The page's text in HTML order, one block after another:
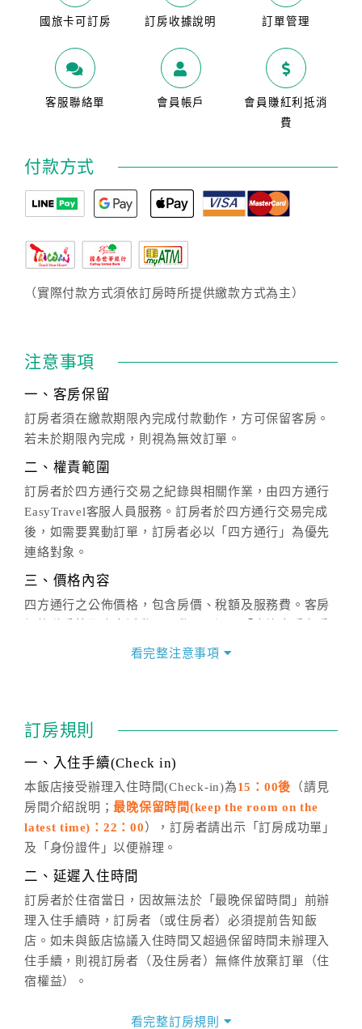
國旅卡可訂房 訂房收據說明 訂單管理
客服聯絡單 會員帳戶
會員賺紅利抵消
費
付款方式
（實際付款方式須依訂房時所提供繳款方式為主）
注意事項
一、客房保留
訂房者須在繳款期限內完成付款動作，方可保留客房。
若未於期限內完成，則視為無效訂單。
二、權責範圍
訂房者於四方通行交易之紀錄與相關作業，由四方通行
EasyTravel客服人員服務。訂房者於四方通行交易完成
後，如需要異動訂單，訂房者必以「四方通行」為優先
連絡對象。
三、價格內容
四方通行之公佈價格，包含房價、稅額及服務費。客房
價」之當日價格為標準。
話方式異動訂單。
※非客服時間之申辦異動，皆為次日計算及辦理。
五、客服時間
週一至週日，上午9:00～晚上6:00
六、聯絡方式
(07)9682715 。
看完整注意事項
訂房規則
一、入住手續(Check in)
本飯店接受辦理入住時間(Check-in)為15：00後 （請見
房間介紹說明；最晚保留時間(keep the room on the
latest time)：22：00 ），訂房者請出示「訂房成功單」
及「身份證件」以便辦理。
二、延遲入住時間
訂房者於住宿當日，因故無法於「最晚保留時間」前辦
理入住手續時，訂房者（或住房者）必須提前告知飯
店。如未與飯店協議入住時間又超過保留時間未辦理入
住手續，則視訂房者（及住房者）無條件放棄訂單（住
宿權益）。
看完整訂房規則